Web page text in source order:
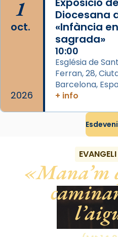
processó (recuperada
del temple amb les
Des de 1985 hi
diablesses amb
gran a Mataró.
«Si vols saber què és
Santes a Mataró»🥵.
Share
1
oct.
2026
Diocesana
«Infància
sagrada»
10:00
Església de
Ferran, 28,
Barcelona,
+ info
Mana’m